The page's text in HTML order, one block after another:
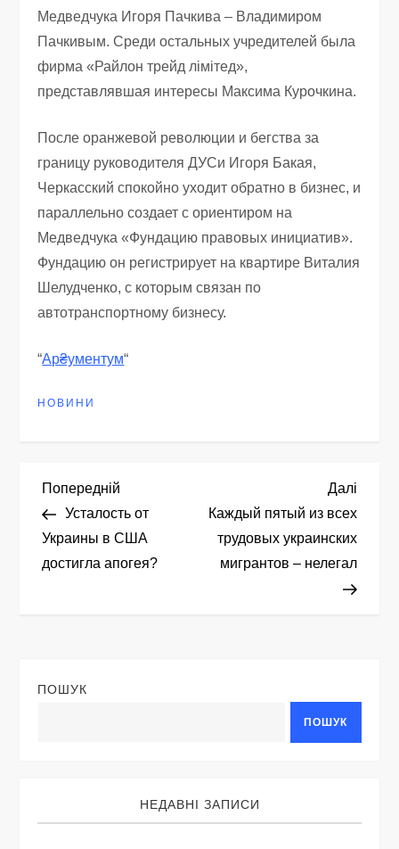
Медведчука Игоря Пачкива – Владимиром
Пачкивым. Среди остальных учредителей была
фирма «Райлон трейд лімітед»,
представлявшая интересы Максима Курочкина.
После оранжевой революции и бегства за
границу руководителя ДУСи Игоря Бакая,
Черкасский спокойно уходит обратно в бизнес, и
параллельно создает с ориентиром на
Медведчука «Фундацию правовых инициатив».
Фундацию он регистрирует на квартире Виталия
Шелудченко, с которым связан по
автотранспортному бизнесу.
“Ар₴ументум“
НОВИНИ
Н
а
в
а
я
Попередній
запис
Попередній
Усталость от
Украины в США
достигла апогея?
запис
Далі
Каждый пятый из всех
трудовых украинских
мигрантов – нелегал
ПОШУК
ПОШУК
НЕДАВНІ ЗАПИСИ